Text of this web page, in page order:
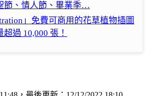
節、情人節、畢業季…
」免費可商用的花草植物插圖
過 10,000 張！